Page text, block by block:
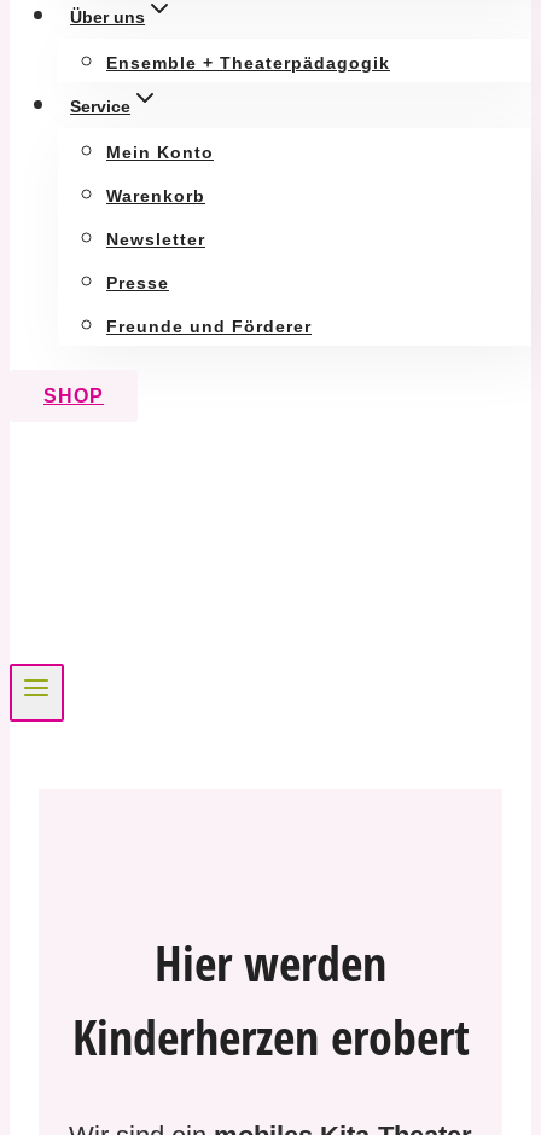
Über uns
Ensemble + Theaterpädagogik
Service
Mein Konto
Warenkorb
Newsletter
Presse
Freunde und Förderer
SHOP
Hier werden
Kinderherzen erobert